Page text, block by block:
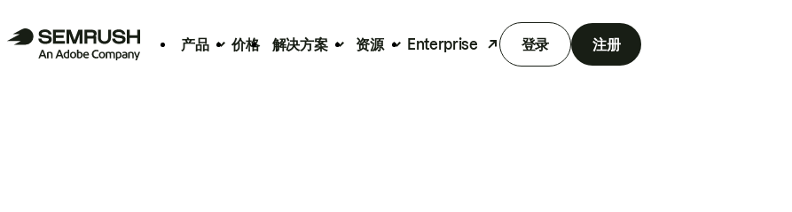
产品 价格 解决方案 资源 Enterprise 登录 注册